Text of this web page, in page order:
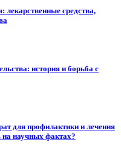
средства,
история и борьба с
для профилактики и лечения
на научных фактах?